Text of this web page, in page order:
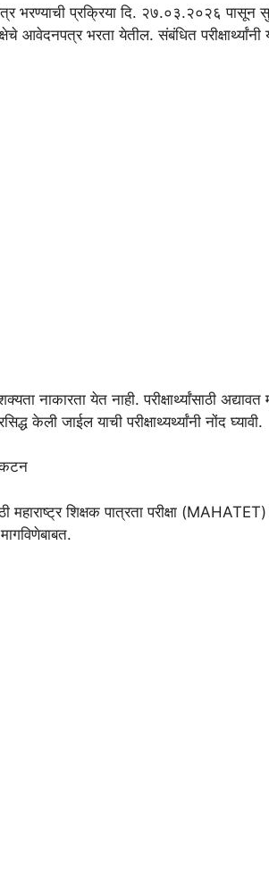
भरण्याची प्रक्रिया दि. २७.०३.२०२६ पासून
आवेदनपत्र भरता येतील. संबंधित परीक्षार्थ्यांनी
नाकारता येत नाही. परीक्षार्थ्यांसाठी अद्यावत
जाईल याची परीक्षाथ्यर्थ्यांनी नोंद घ्यावी.
शिक्षक पात्रता परीक्षा (MAHATET)